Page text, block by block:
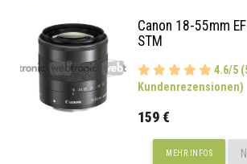
Canon 18-55mm
STM
4.6/5
Kundenrezensionen)
159 €
MEHR INFOS